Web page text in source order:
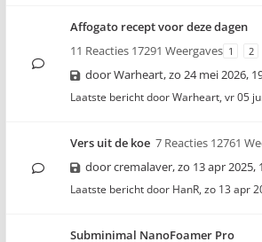
Affogato recept voor deze dagen
11 Reacties 17291 Weergaves 1 2
doorWarheart,zo 24 mei 2026,
Laatste bericht doorWarheart, vr 05
Vers uit de koe 7 Reacties 12761
doorcremalaver,zo 13 apr 2025,
Laatste bericht door HanR, zo 13 apr
Subminimal NanoFoamer Pro